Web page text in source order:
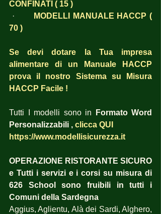
CONFINATI ( 15 )
·
MODELLI MANUALE HACCP (
70 )
Se devi dotare la Tua impresa
alimentare di un Manuale HACCP
prova il nostro Sistema su Misura
HACCP Facile !
Tutti I modelli sono in
Formato Word
Personalizzabili , clicca QUI
https://www.modellisicurezza.it
OPERAZIONE RISTORANTE SICURO
e Tutti i servizi e i corsi su misura di
626 School sono fruibili in tutti i
Comuni della Sardegna
Aggius, Aglientu, Alà dei Sardi, Alghero,